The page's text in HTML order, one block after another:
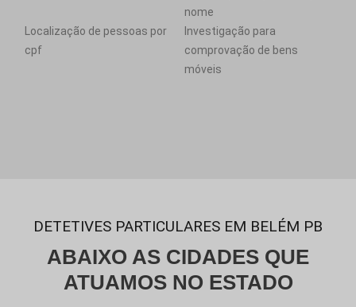
nome
Localização de pessoas por
cpf
Investigação para
comprovação de bens
móveis
DETETIVES PARTICULARES EM BELÉM PB
ABAIXO AS CIDADES QUE
ATUAMOS NO ESTADO